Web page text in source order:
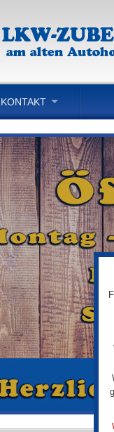
KONTAKT